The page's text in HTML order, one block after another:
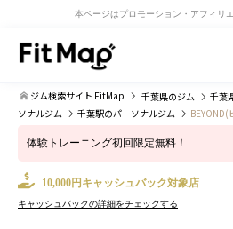
本ページはプロモーション・アフィリ
ジム検索サイト FitMap 千葉県のジム 千葉
ソナルジム
千葉駅のパーソナルジム
体験トレーニング初回限定無料！
10,000円キャッシュバック対象店
キャッシュバックの詳細をチェックする